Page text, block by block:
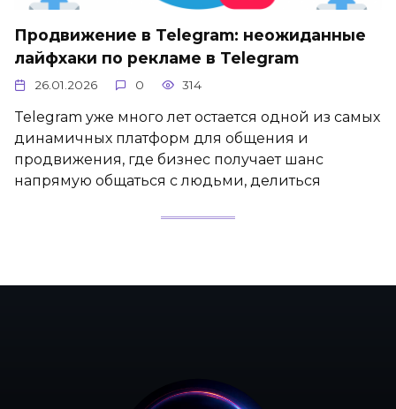
Продвижение в Telegram: неожиданные
лайфхаки по рекламе в Telegram
26.01.2026 0 314
Telegram уже много лет остается одной из самых
динамичных платформ для общения и
продвижения, где бизнес получает шанс
напрямую общаться с людьми, делиться